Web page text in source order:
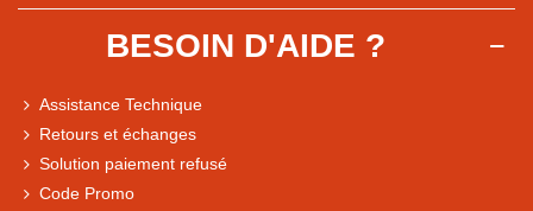
BESOIN D'AIDE ?
Assistance Technique
Retours et échanges
Solution paiement refusé
Code Promo